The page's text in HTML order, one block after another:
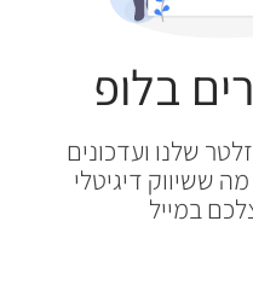
(ואיך מזרזים?)
בלופ
שלנו ועדכונים
ששיווק דיגיטלי
במייל